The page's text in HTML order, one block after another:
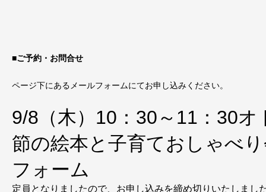
■ご予約・お問合せ
ページ下にあるメールフォームにてお申し込みください。